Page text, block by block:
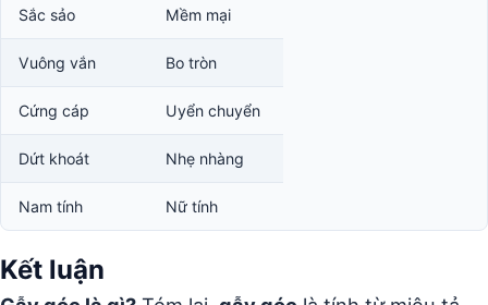
Sắc sảo Mềm mại
Vuông vắn Bo tròn
Cứng cáp Uyển chuyển
Dứt khoát Nhẹ nhàng
Nam tính Nữ tính
Kết luận